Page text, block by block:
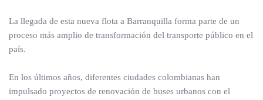
La llegada de esta nueva flota a Barranquilla forma parte de un
proceso más amplio de transformación del transporte público en el
país.
En los últimos años, diferentes ciudades colombianas han
impulsado proyectos de renovación de buses urbanos con el